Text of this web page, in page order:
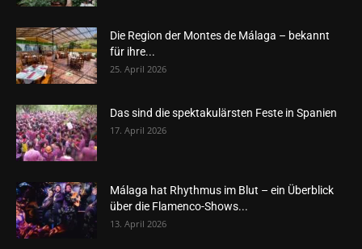
Die Region der Montes de Málaga – bekannt
für ihre...
25. April 2026
Das sind die spektakulärsten Feste in Spanien
17. April 2026
Málaga hat Rhythmus im Blut – ein Überblick
über die Flamenco-Shows...
13. April 2026